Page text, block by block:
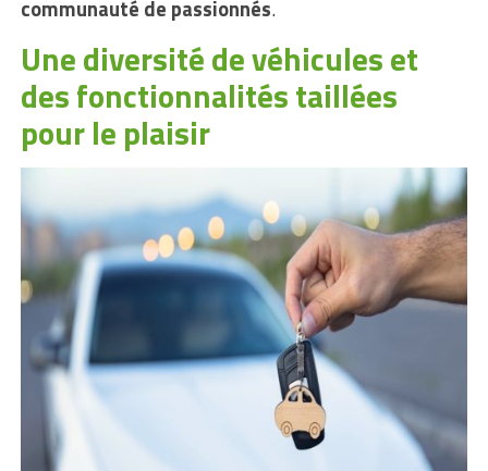
communauté de passionnés.
Une diversité de véhicules et
des fonctionnalités taillées
pour le plaisir